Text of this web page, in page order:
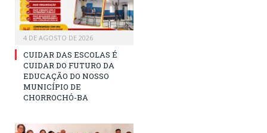
4 DE AGOSTO DE 2026
CUIDAR DAS ESCOLAS É
CUIDAR DO FUTURO DA
EDUCAÇÃO DO NOSSO
MUNICÍPIO DE
CHORROCHÓ-BA